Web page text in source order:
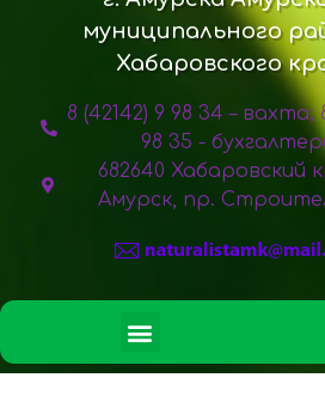
муниципального
Хабаровского
8 (42142) 9 98 34 – вахта;
98 35 -
682640 Хабаровский
Амурск, пр.